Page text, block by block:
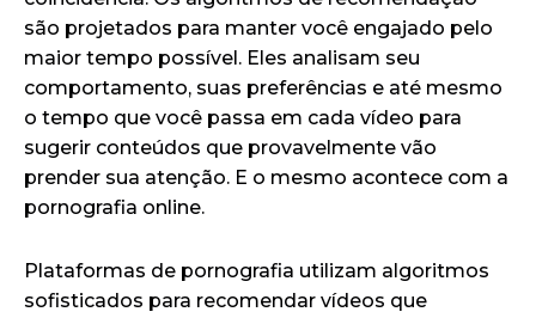
são projetados para manter você engajado pelo
maior tempo possível. Eles analisam seu
comportamento, suas preferências e até mesmo
o tempo que você passa em cada vídeo para
sugerir conteúdos que provavelmente vão
prender sua atenção. E o mesmo acontece com a
pornografia online.
Plataformas de pornografia utilizam algoritmos
sofisticados para recomendar vídeos que